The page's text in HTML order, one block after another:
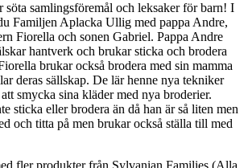
söta samlingsföremål och leksaker för barn! I
Familjen Aplacka Ullig med pappa Andre,
Fiorella och sonen Gabriel. Pappa Andre
hantverk och brukar sticka och brodera
brukar också brodera med sin mamma
deras sällskap. De lär henne nya tekniker
smycka sina kläder med nya broderier.
sticka eller brodera än då han är så liten men
och titta på men brukar också ställa till med